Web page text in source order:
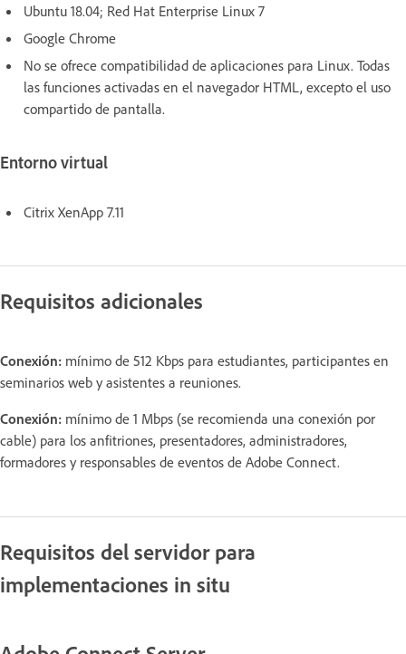
Ubuntu 18.04; Red Hat Enterprise Linux 7
Google Chrome
No se ofrece compatibilidad de aplicaciones para Linux. Todas
las funciones activadas en el navegador HTML, excepto el uso
compartido de pantalla.
Entorno virtual
Citrix XenApp 7.11
Requisitos adicionales
Conexión: mínimo de 512 Kbps para estudiantes, participantes en
seminarios web y asistentes a reuniones.
Conexión: mínimo de 1 Mbps (se recomienda una conexión por
cable) para los anfitriones, presentadores, administradores,
formadores y responsables de eventos de Adobe Connect.
Requisitos del servidor para
implementaciones in situ